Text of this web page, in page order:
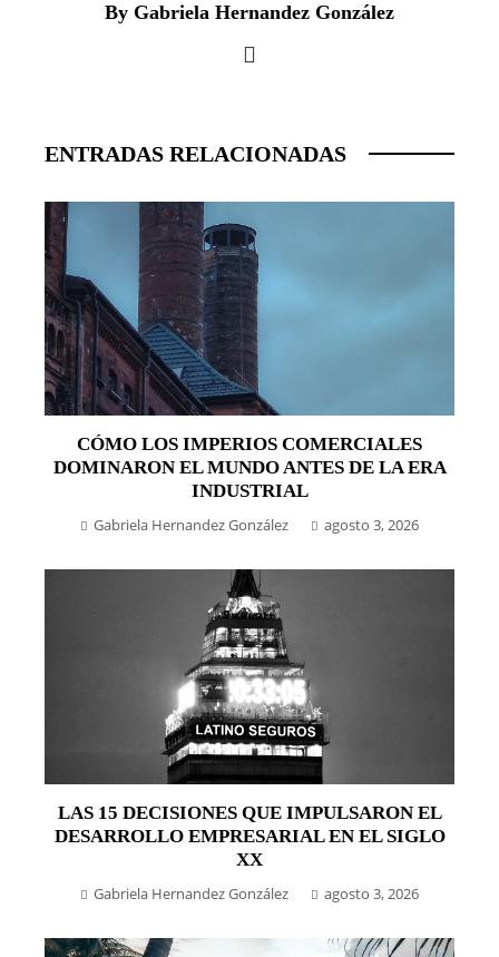
By Gabriela Hernandez González
ENTRADAS RELACIONADAS
CÓMO LOS IMPERIOS COMERCIALES
DOMINARON EL MUNDO ANTES DE LA ERA
INDUSTRIAL
Gabriela Hernandez González agosto 3, 2026
LAS 15 DECISIONES QUE IMPULSARON EL
DESARROLLO EMPRESARIAL EN EL SIGLO
XX
Gabriela Hernandez González agosto 3, 2026